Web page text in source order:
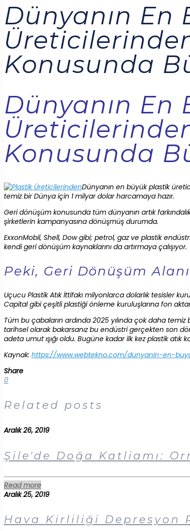
Dünyanın En
Konusunda
Dünyanın En
Konusunda
Dünyanın en büyük plastik
temiz bir Dünya için 1 milyar dolar harcamaya hazır.
Geri dönüşüm konusunda tüm dünyanın artık
şirketlerin kampanyasına dönüşmüş durumda.
ExxonMobil, Shell, Dow gibi; petrol, gaz ve plastik
kendi geri dönüşüm kaynaklarını da artırmaya çalışıyor.
Peki, Geri Dönüşüm
Uçucu Plastik Atık İttifakı milyonlarca dolarlık tesisler
Capital gibi çeşitli plastiği önleme kuruluşlarına fon
Tüm bu çabaların ardında 2025 yılında çok daha
tarihsel olarak bakarsanız bu endüstri gerçekten son
adeta umut ışığı oldu. Bugüne kadar ilk kez plastik atık
Kaynak: https://www.webtekno.com/dunyanin-en-
Share
0
Related posts
Aralık 26, 2019
Şile'de Doğa Katliamı:
Read more
Aralık 25, 2019
Hava Kirliliği Depresyon